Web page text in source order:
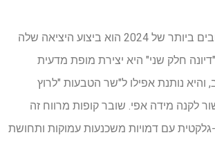
אחד מהסרטים הטובים ביותר של 2024 הוא ביצוע היציאה שלה
חלק שני" היא יצירת מופת מדעית
והיא נותנת אפילו ל"שר הטבעות "לרוץ
לקנה מידה אפי. שובר קופות מרווח זה
גלקטית עם דמויות משכנעות עמוקות ותחושת